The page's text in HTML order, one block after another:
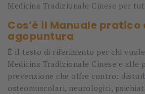
Medicina Tradizionale Cinese per
Cos’è il Manuale pratico
agopuntura
È il testo di riferimento per chi
Medicina Tradizionale Cinese e alle
prevenzione che offre contro:
osteomuscolari, neurologici,